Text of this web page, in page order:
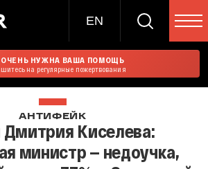
EN
НУЖНА ВАША ПОМОЩЬ
на регулярные пожертвования
АНТИФЕЙК
Киселева:
министр — недоучка,